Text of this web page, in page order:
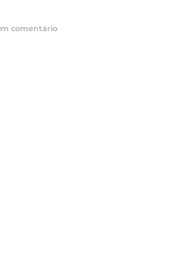
comentário